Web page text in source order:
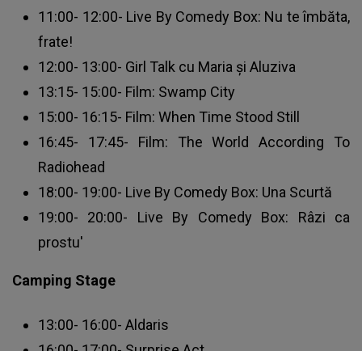
11:00- 12:00- Live By Comedy Box: Nu te îmbăta,
frate!
12:00- 13:00- Girl Talk cu Maria și Aluziva
13:15- 15:00- Film: Swamp City
15:00- 16:15- Film: When Time Stood Still
16:45- 17:45- Film: The World According To
Radiohead
18:00- 19:00- Live By Comedy Box: Una Scurtă
19:00- 20:00- Live By Comedy Box: Râzi ca
prostu'
Camping Stage
13:00- 16:00- Aldaris